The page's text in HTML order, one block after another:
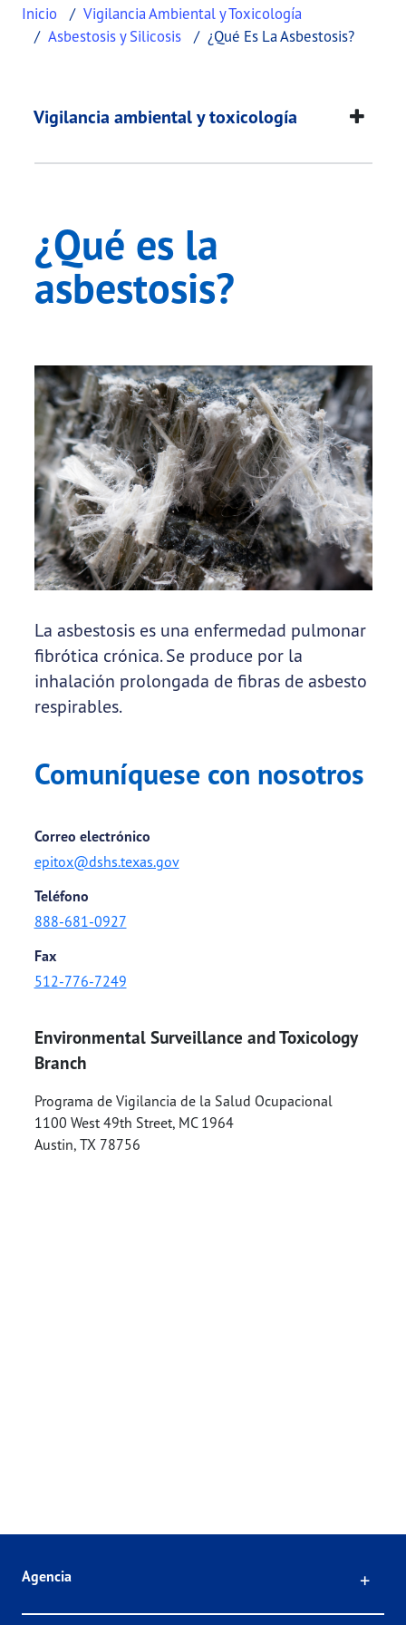
Inicio
Vigilancia Ambiental y Toxicología
Asbestosis y Silicosis
¿Qué Es La Asbestosis?
¿Qué es la
This page provides information about ¿Qué es la
Vigilancia ambiental y toxicología
¿Qué es la
asbestosis?
La asbestosis es una enfermedad pulmonar
fibrótica crónica. Se produce por la
inhalación prolongada de fibras de asbesto
respirables.
Comuníquese con nosotros
Correo electrónico
epitox@dshs.texas.gov
Teléfono
888-681-0927
Fax
512-776-7249
Environmental Surveillance and Toxicology
Branch
Programa de Vigilancia de la Salud Ocupacional
1100 West 49th Street, MC 1964
Austin, TX 78756
Agencia